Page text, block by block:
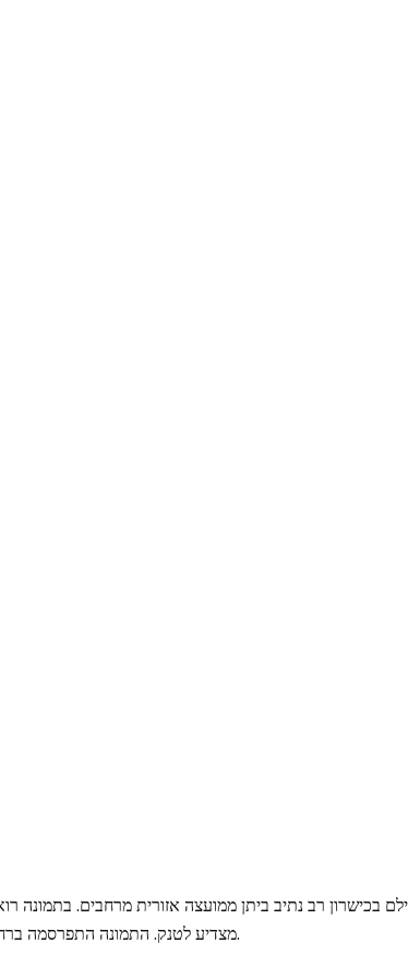
מצדיע לטנק. התמונה התפרסמה ברחבי הרשת ושבתה את ליבי” שי המבר.